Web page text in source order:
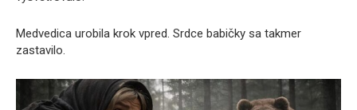
Medvedica urobila krok vpred. Srdce babičky sa takmer
zastavilo.